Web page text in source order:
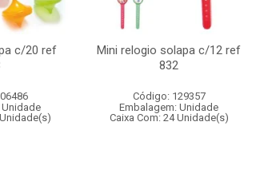
c/20 ref
Mini relogio solapa c/12 ref
832
Código: 129357
Embalagem: Unidade
Caixa Com: 24 Unidade(s)